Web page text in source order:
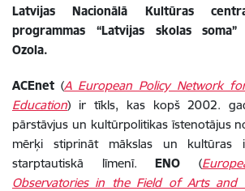
Latvijas Nacionālā Kultūras
programmas “Latvijas skolas
Ozola.
ACEnet (A European Policy Network
Education) ir tīkls, kas kopš 2002.
pārstāvjus un kultūrpolitikas īstenotājus
mērķi stiprināt mākslas un kultūras
starptautiskā līmenī.ENO (
Observatories in the Field of Arts and